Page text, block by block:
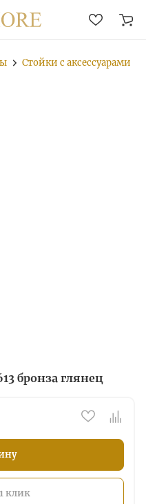
Стойки с аксессуарами
бронза глянец
клик